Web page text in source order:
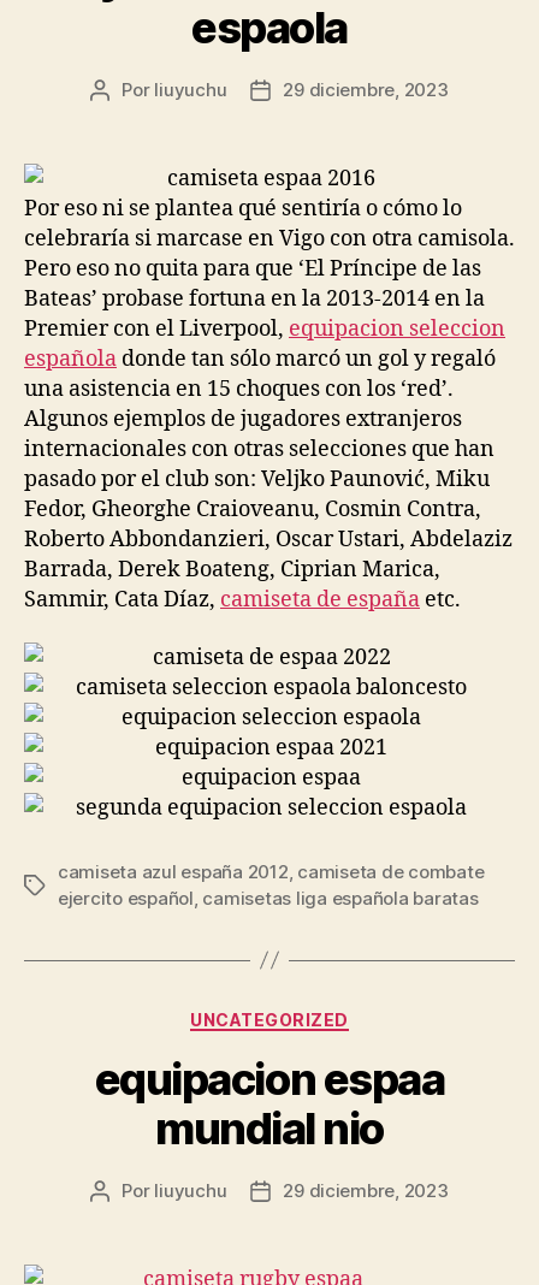
espaola
Autor
Por liuyuchu
Fecha
entrada
29 diciembre, 2023
Por eso ni se plantea qué sentiría o cómo lo
celebraría si marcase en Vigo con otra camisola.
Pero eso no quita para que ‘El Príncipe de las
Bateas’ probase fortuna en la 2013-2014 en la
Premier con el Liverpool, equipacion seleccion
española donde tan sólo marcó un gol y regaló
una asistencia en 15 choques con los ‘red’.
Algunos ejemplos de jugadores extranjeros
internacionales con otras selecciones que han
pasado por el club son: Veljko Paunović, Miku
Fedor, Gheorghe Craioveanu, Cosmin Contra,
Roberto Abbondanzieri, Oscar Ustari, Abdelaziz
Barrada, Derek Boateng, Ciprian Marica,
Sammir, Cata Díaz, camiseta de españa etc.
Etiquetas
camiseta azul españa 2012, camiseta de combate
ejercito español, camisetas liga española baratas
Categorías
UNCATEGORIZED
equipacion espaa
mundial nio
Autor
entrada
Por liuyuchu
Fecha
entrada
29 diciembre, 2023